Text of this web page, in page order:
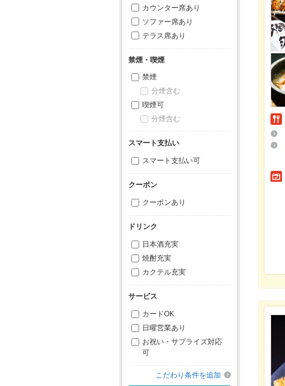
カウンター席あり
ソファー席あり
テラス席あり
禁煙・喫煙
禁煙
分煙含む
喫煙可
分煙含む
スマート支払い
スマート支払い可
クーポン
クーポンあり
ドリンク
日本酒充実
焼酎充実
カクテル充実
サービス
カードOK
日曜営業あり
お祝い・サプライズ対応
可
こだわり条件を追加